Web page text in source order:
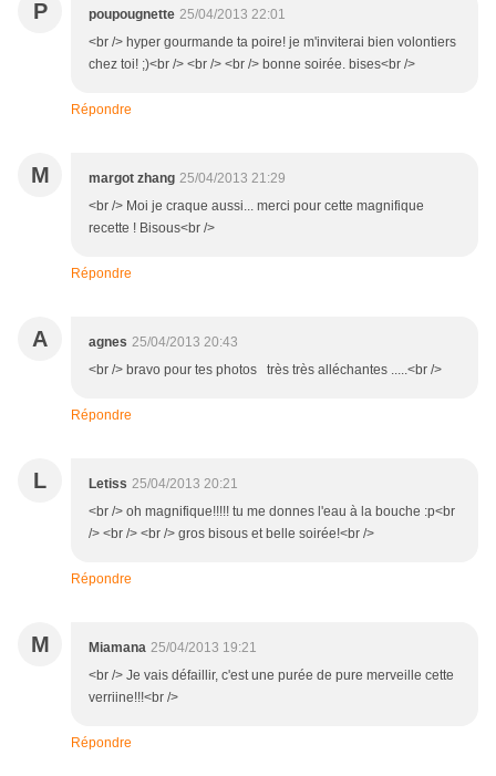
P poupougnette 25/04/2013 22:01
<br /> hyper gourmande ta poire! je m'inviterai bien volontiers
chez toi! ;)<br /> <br /> <br /> bonne soirée. bises<br />
Répondre
M margot zhang 25/04/2013 21:29
<br /> Moi je craque aussi... merci pour cette magnifique
recette ! Bisous<br />
Répondre
A agnes 25/04/2013 20:43
<br /> bravo pour tes photos très très alléchantes .....<br />
Répondre
L Letiss 25/04/2013 20:21
<br /> oh magnifique!!!!! tu me donnes l'eau à la bouche :p<br
/> <br /> <br /> gros bisous et belle soirée!<br />
Répondre
M Miamana 25/04/2013 19:21
<br /> Je vais défaillir, c'est une purée de pure merveille cette
verriine!!!<br />
Répondre